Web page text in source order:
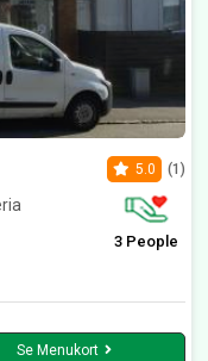
5.0 (1)
3 People
Se Menukort